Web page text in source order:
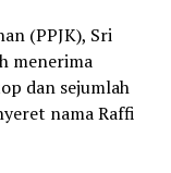
(PPJK), Sri
menerima
dan sejumlah
nama Raffi